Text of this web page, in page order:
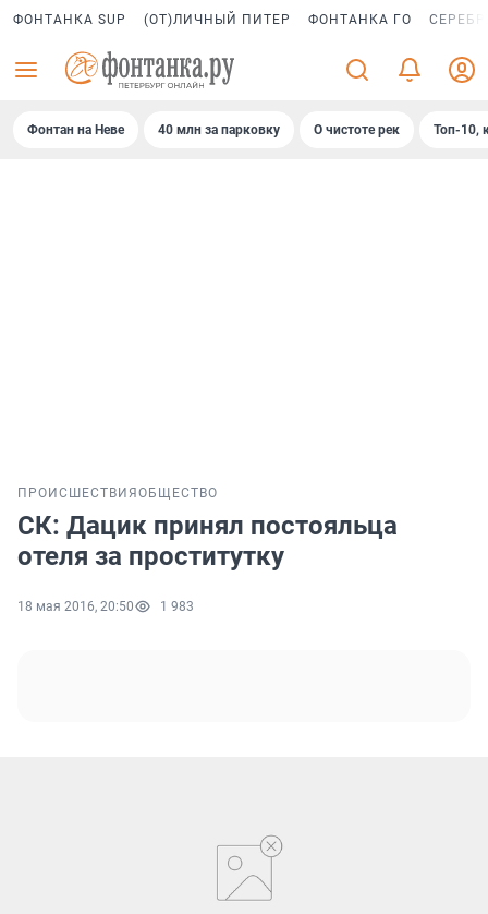
ФОНТАНКА SUP (ОТ)ЛИЧНЫЙ ПИТЕР ФОНТАНКА ГО
Фонтан на Неве 40 млн за парковку О чистоте рек Топ-10,
ПРОИСШЕСТВИЯ ОБЩЕСТВО
СК: Дацик принял постояльца
отеля за проститутку
18 мая 2016, 20:50 1 983